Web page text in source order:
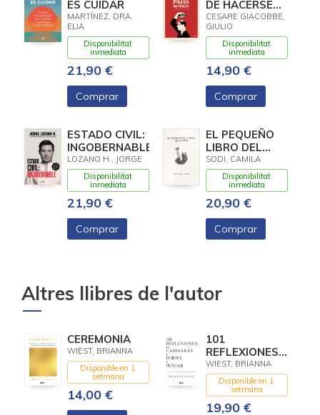
ES CUIDAR
MARTÍNEZ, DRA.
ELIA
Disponibilitat
inmediata
21,90 €
Comprar
DE HACERSE
PAJAS
MENTALES
CESARE GIACOBBE,
GIULIO
Disponibilitat
inmediata
14,90 €
Comprar
ESTADO CIVIL:
INGOBERNABLE
LOZANO H., JORGE
Disponibilitat
inmediata
21,90 €
Comprar
EL PEQUEÑO
LIBRO DEL
DUELO
SODI, CAMILA
Disponibilitat
inmediata
20,90 €
Comprar
Altres llibres de l'autor
CEREMONIA
WIEST, BRIANNA
Disponible en 1
setmana
14,00 €
101
REFLEXIONES
QUE
CAMBIARÁN
TU FORMA DE
PENSAR
WIEST, BRIANNA
Disponible en 1
setmana
19,90 €